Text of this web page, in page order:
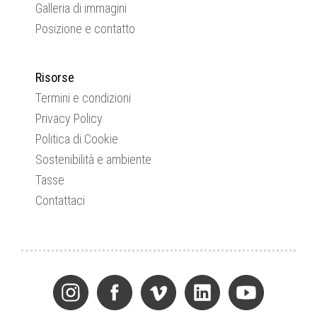
Galleria di immagini
Posizione e contatto
Risorse
Termini e condizioni
Privacy Policy
Politica di Cookie
Sostenibilità e ambiente
Tasse
Contattaci